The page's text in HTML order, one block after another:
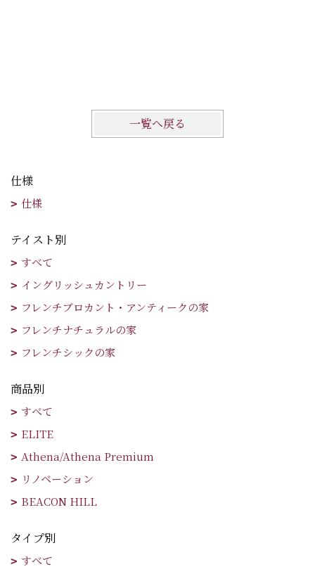
一覧へ戻る
仕様
仕様
テイスト別
すべて
イングリッシュカントリー
フレンチブロカント・アンティークの家
フレンチナチュラルの家
フレンチシックの家
商品別
すべて
ELITE
Athena/Athena Premium
リノベーション
BEACON HILL
タイプ別
すべて